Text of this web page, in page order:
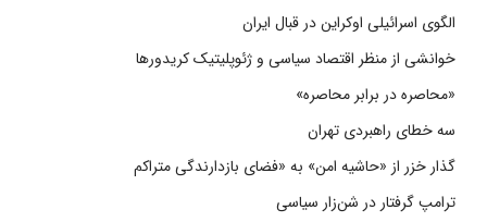
الگوی اسرائیلی اوکراین در قبال ایران
خوانشی از منظر اقتصاد سیاسی و ژئوپلیتیک کریدورها
«محاصره در برابر محاصره»
سه خطای راهبردی تهران
گذار خزر از «حاشیه امن» به «فضای بازدارندگی متراکم
ترامپ گرفتار در شن‌زار سیاسی